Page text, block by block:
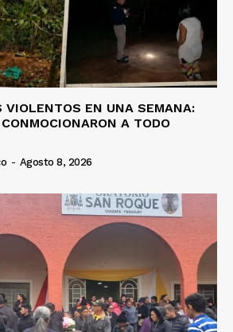
VIOLENTOS EN UNA SEMANA:
A TODO
- Agosto 8, 2026